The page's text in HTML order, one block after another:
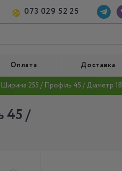
073 029 52 25
Оплата Доставка
Ширина 255 / Профіль 45 / Діаметр 18
45 /